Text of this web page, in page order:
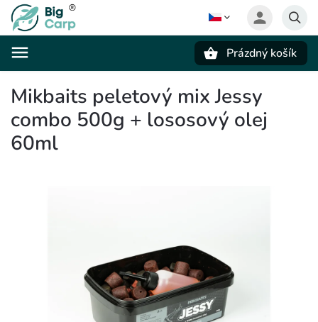
Prázdný košík
Mikbaits peletový mix Jessy
combo 500g + lososový olej
60ml